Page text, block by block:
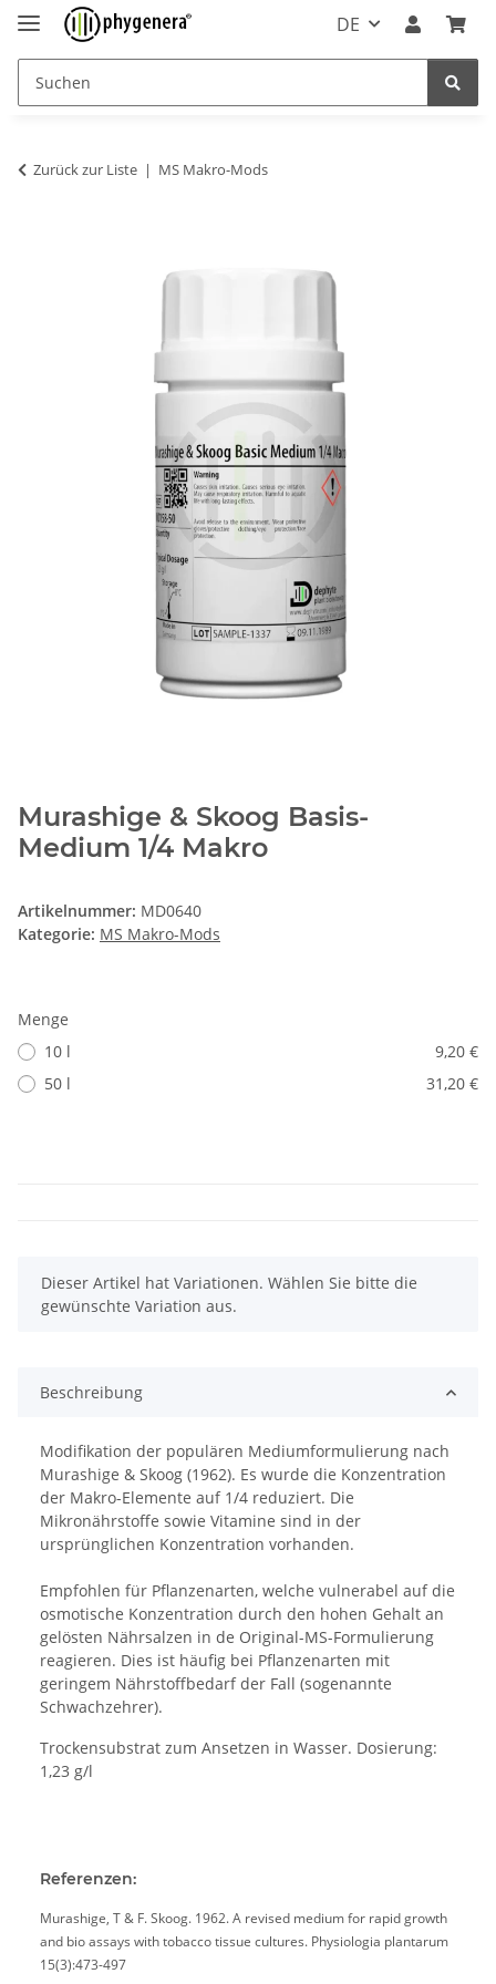
DE
Zurück zur Liste MS Makro-Mods
Murashige & Skoog Basis-
Medium 1/4 Makro
Artikelnummer: MD0640
Kategorie: MS Makro-Mods
Menge
10 l
9,20 €
50 l
31,20 €
x
Dieser Artikel hat Variationen. Wählen Sie bitte die
gewünschte Variation aus.
Beschreibung
Modifikation der populären Mediumformulierung nach
Murashige & Skoog (1962). Es wurde die Konzentration
der Makro-Elemente auf 1/4 reduziert. Die
Mikronährstoffe sowie Vitamine sind in der
ursprünglichen Konzentration vorhanden.
Empfohlen für Pflanzenarten, welche vulnerabel auf die
osmotische Konzentration durch den hohen Gehalt an
gelösten Nährsalzen in de Original-MS-Formulierung
reagieren. Dies ist häufig bei Pflanzenarten mit
geringem Nährstoffbedarf der Fall (sogenannte
Schwachzehrer).
Trockensubstrat zum Ansetzen in Wasser. Dosierung:
1,23 g/l
Referenzen:
Murashige, T & F. Skoog. 1962. A revised medium for rapid growth
and bio assays with tobacco tissue cultures. Physiologia plantarum
15(3):473-497